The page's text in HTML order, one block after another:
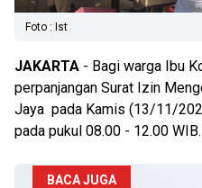
Foto : Ist
JAKARTA - Bagi warga Ibu
perpanjangan Surat Izin
Jaya pada Kamis (13/11/
pada pukul 08.00 - 12.00 WIB.
BACA JUGA